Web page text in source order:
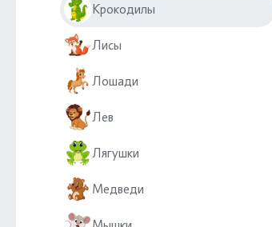
Крокодилы
Лисы
Лошади
Лев
Лягушки
Медведи